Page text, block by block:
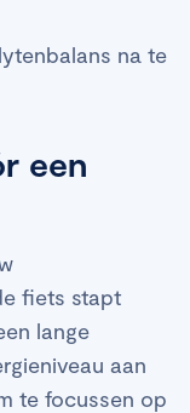
na te
een
fiets stapt
lange
aan
te focussen op